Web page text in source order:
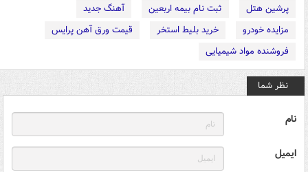
پرشین هتل
ثبت نام بیمه اربعین
آهنگ جدید
مزایده خودرو
خرید بلیط استخر
قیمت ورق آهن پرایس
فروشنده مواد شیمیایی
نظر شما
نام
ایمیل